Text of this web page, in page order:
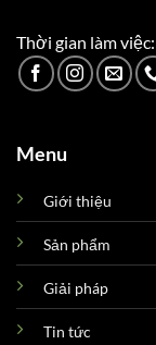
Thời gian làm
Menu
Giới thiệu
Sản phẩm
Giải pháp
Tin tức